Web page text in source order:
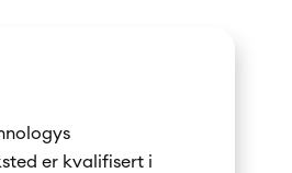
er kvalifisert i